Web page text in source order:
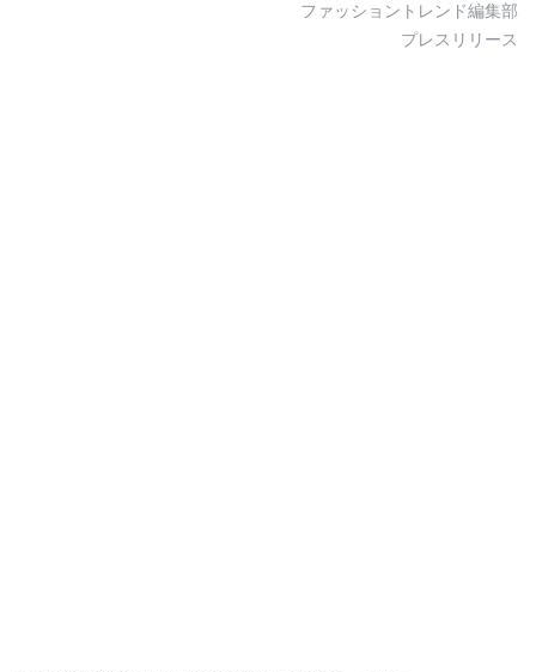
ファッショントレンド編集部
プレスリリース